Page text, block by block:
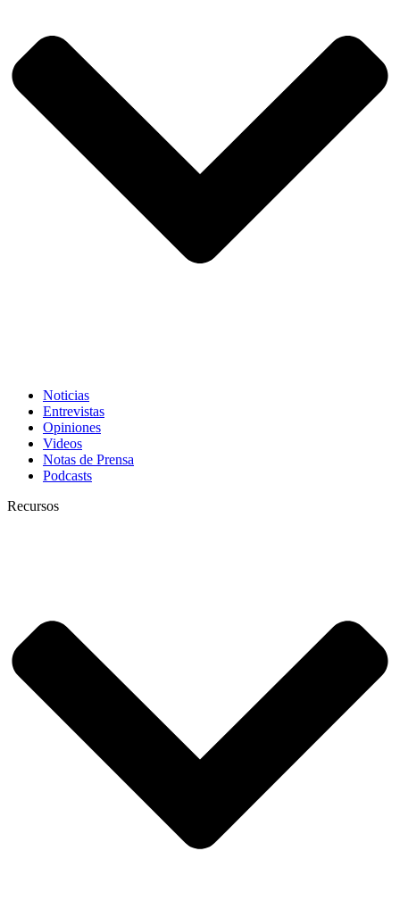
Noticias
Entrevistas
Opiniones
Videos
Notas de Prensa
Podcasts
Recursos